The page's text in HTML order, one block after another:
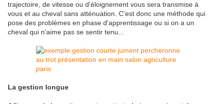
trajectoire, de vitesse ou d'éloignement vous sera transmise à
vous et au cheval sans atténuation. C'est donc une méthode qui
pose des problèmes en phase d'apprentissage ou si on a un
cheval qui n'aime pas se sentir tenu...
La gestion longue